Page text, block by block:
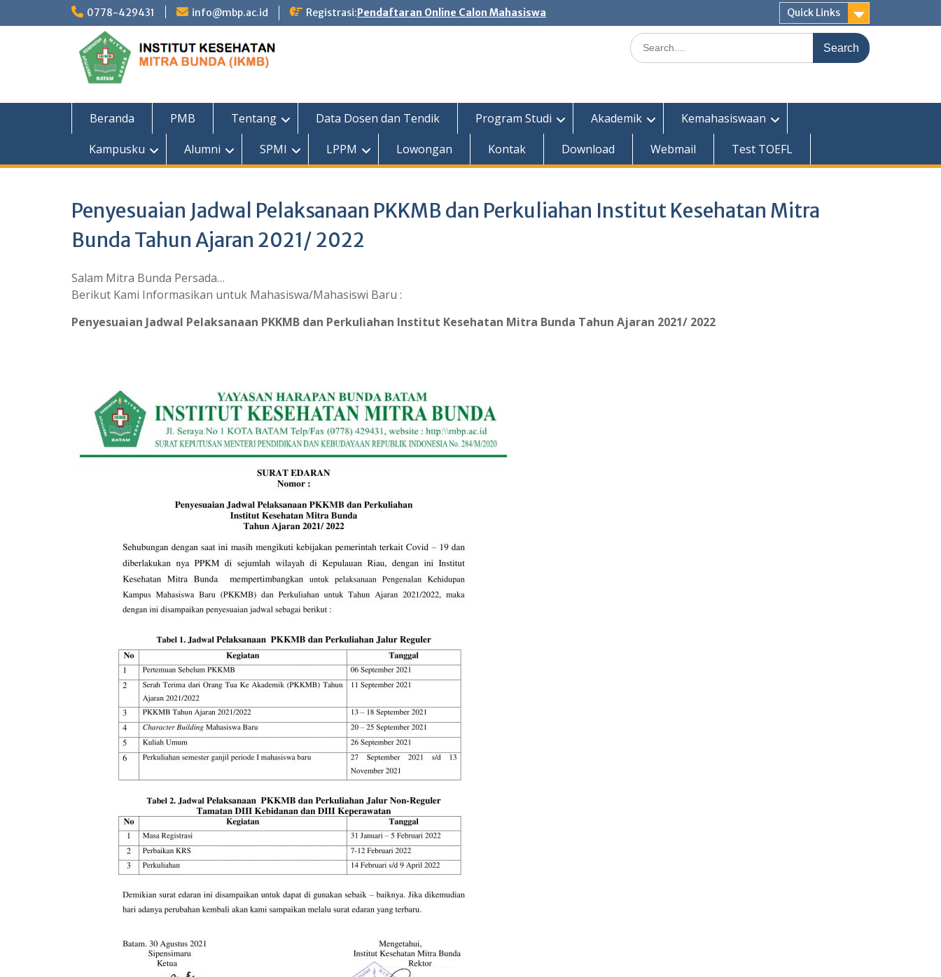
0778-429431 info@mbp.ac.id Registrasi:Pendaftaran Online Calon Mahasiswa Quick Links
Search
for:
Beranda PMB Tentang Data Dosen dan Tendik Program Studi Akademik
Kemahasiswaan
Kampusku
Alumni SPMI LPPM Lowongan Kontak Download Webmail Test TOEFL
Penyesuaian Jadwal Pelaksanaan PKKMB dan Perkuliahan Institut Kesehatan Mitra
Bunda Tahun Ajaran 2021/ 2022
Salam Mitra Bunda Persada…
Berikut Kami Informasikan untuk Mahasiswa/Mahasiswi Baru :
Penyesuaian Jadwal Pelaksanaan PKKMB dan Perkuliahan Institut Kesehatan Mitra Bunda Tahun Ajaran 2021/ 2022